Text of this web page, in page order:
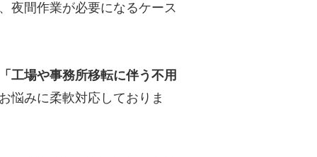
夜間作業が必要になるケース
工場や事務所移転に伴う不用
悩みに柔軟対応しておりま